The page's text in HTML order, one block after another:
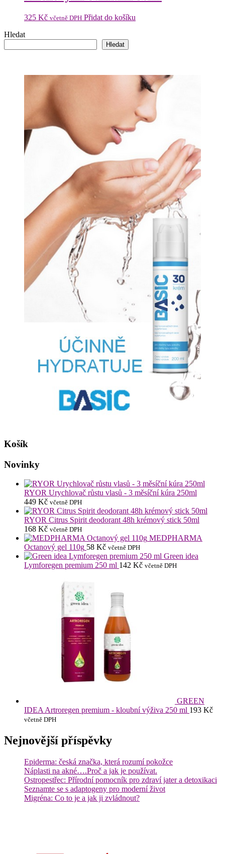
325 Kč včetně DPH Přidat do košíku
Hledat
Hledat
Košík
Novinky
RYOR Urychlovač růstu vlasů - 3 měsíční kúra 250ml
449 Kč včetně DPH
RYOR Citrus Spirit deodorant 48h krémový stick 50ml
168 Kč včetně DPH
MEDPHARMA
Octanový gel 110g 58 Kč včetně DPH
Green idea
Lymforegen premium 250 ml 142 Kč včetně DPH
GREEN
IDEA Artroregen premium - kloubní výživa 250 ml 193 Kč
včetně DPH
Nejnovější příspěvky
Epiderma: česká značka, která rozumí pokožce
Náplasti na akné….Proč a jak je používat.
Ostropestřec: Přírodní pomocník pro zdraví jater a detoxikaci
Seznamte se s adaptogeny pro moderní život
Migréna: Co to je a jak ji zvládnout?